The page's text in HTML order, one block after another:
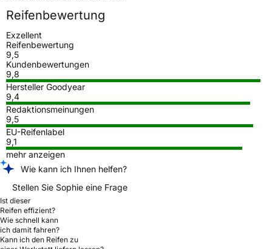
Reifenbewertung
Exzellent
Reifenbewertung
9,5
Kundenbewertungen
9,8
Hersteller Goodyear
9,4
Redaktionsmeinungen
9,5
EU-Reifenlabel
9,1
mehr anzeigen
Wie kann ich Ihnen helfen?
Stellen Sie Sophie eine Frage
Ist dieser
Reifen effizient?
Wie schnell kann
ich damit fahren?
Kann ich den Reifen zu